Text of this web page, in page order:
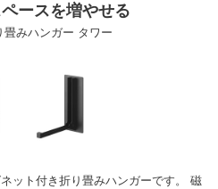
ースを増やせる
畳みハンガー タワー
ット付き折り畳みハンガーです。 磁